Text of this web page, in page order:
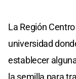
La Región
universidad
establecer
la semilla para